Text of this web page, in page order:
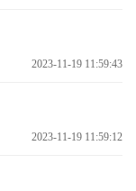
2023-11-19 11:59:43
2023-11-19 11:59:12